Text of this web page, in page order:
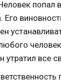
попал
Его
утратил все